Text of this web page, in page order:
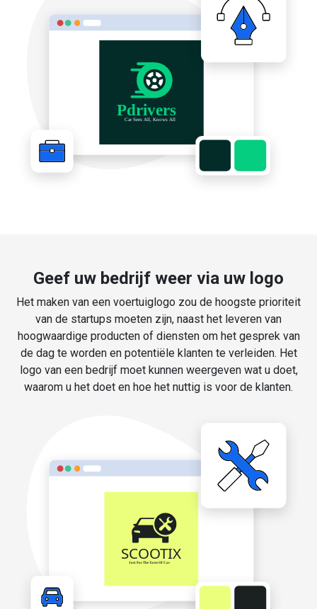
Geef uw bedrijf weer via uw logo
Het maken van een voertuiglogo zou de hoogste prioriteit
van de startups moeten zijn, naast het leveren van
hoogwaardige producten of diensten om het gesprek van
de dag te worden en potentiële klanten te verleiden. Het
logo van een bedrijf moet kunnen weergeven wat u doet,
waarom u het doet en hoe het nuttig is voor de klanten.